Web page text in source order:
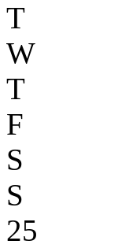
T
W
T
F
S
S
25